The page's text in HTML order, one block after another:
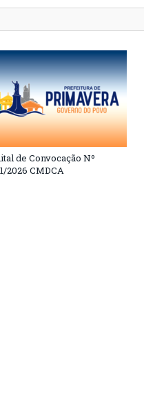
de Convocação Nº
2026 CMDCA